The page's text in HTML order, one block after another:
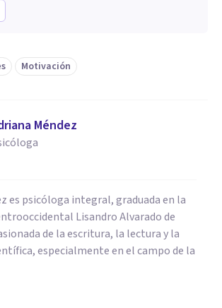
Motivación
Méndez
es psicóloga integral, graduada en la
Lisandro Alvarado de
de la escritura, la lectura y la
especialmente en el campo de la